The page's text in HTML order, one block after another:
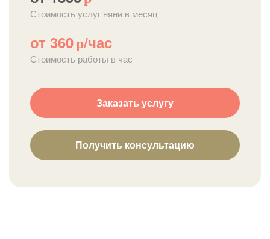
Стоимость услуг няни в месяц
от 360р/час
Стоимость работы в час
Заказать услугу
Получить консультацию